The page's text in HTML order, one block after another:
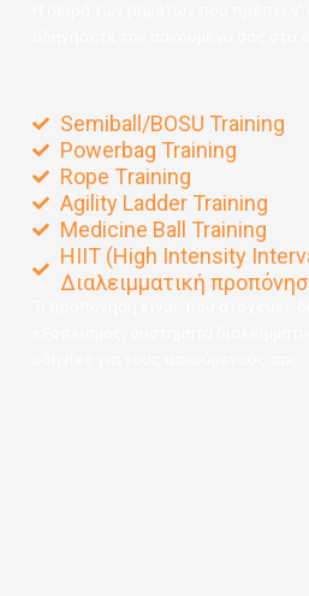
Semiball/BOSU Training
Powerbag Training
Rope Τraining
Agility Ladder Training
Medicine Ball Training
HIIT (High Intensity
Διαλειμματική